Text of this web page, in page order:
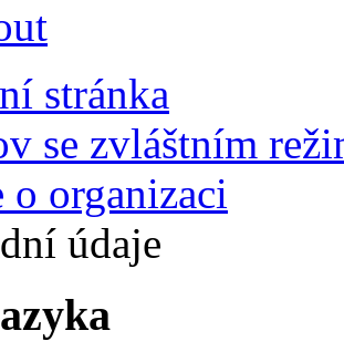
stránka
se zvláštním
o organizaci
údaje